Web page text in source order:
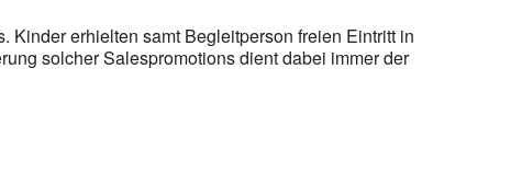
erhielten samt Begleitperson freien Eintritt in
solcher Salespromotions dient dabei immer der